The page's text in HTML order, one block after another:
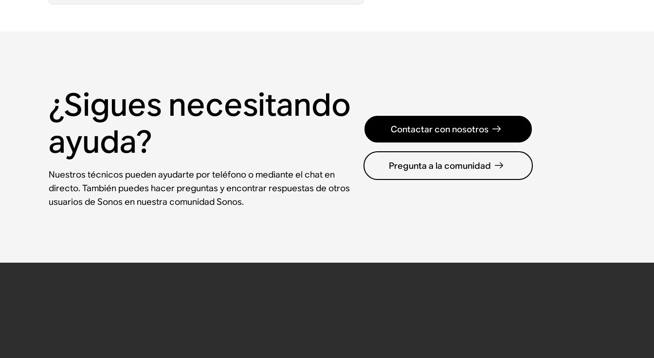
¿Sigues necesitando
ayuda?
Nuestros técnicos pueden ayudarte por teléfono o mediante el chat en
directo. También puedes hacer preguntas y encontrar respuestas de otros
usuarios de Sonos en nuestra comunidad Sonos.
Contactar con nosotros
Pregunta a la comunidad